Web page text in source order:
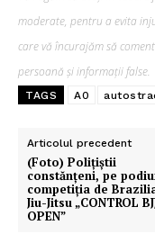
moderate, pentru a evita
care vă încurajăm să
persoană și informații false.
TAGS A0
Articolul precedent
(Foto) Polițiștii
constănțeni, pe
competiția de
Jiu-Jitsu „CONTROL
OPEN”